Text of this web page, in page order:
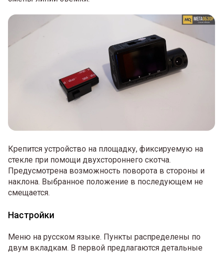
Крепится устройство на площадку, фиксируемую на
стекле при помощи двухстороннего скотча.
Предусмотрена возможность поворота в стороны и
наклона. Выбранное положение в последующем не
смещается.
Настройки
Меню на русском языке. Пункты распределены по
двум вкладкам. В первой предлагаются детальные